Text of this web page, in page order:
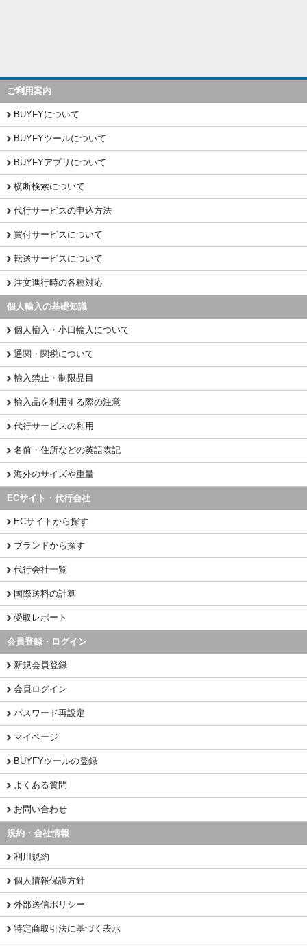
ご利用案内
BUYFYについて
BUYFYツールについて
BUYFYアプリについて
横断検索について
代行サービスの申込方法
買付サービスについて
転送サービスについて
注文進行時の各種対応
個人輸入の基礎知識
個人輸入・小口輸入について
通関・関税について
輸入禁止・制限品目
輸入品を利用する際の注意
代行サービスの利用
名前・住所などの英語表記
海外のサイズや重量
ECサイト・代行会社
ECサイトから探す
ブランドから探す
代行会社一覧
国際送料の計算
受取レポート
会員登録・ログイン
新規会員登録
会員ログイン
パスワード再設定
マイページ
BUYFYツールの登録
よくある質問
お問い合わせ
規約・会社情報
利用規約
個人情報保護方針
外部送信ポリシー
特定商取引法に基づく表示